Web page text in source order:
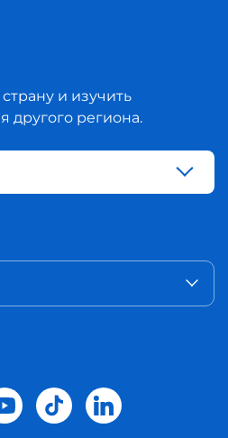
и изучить
другого региона.